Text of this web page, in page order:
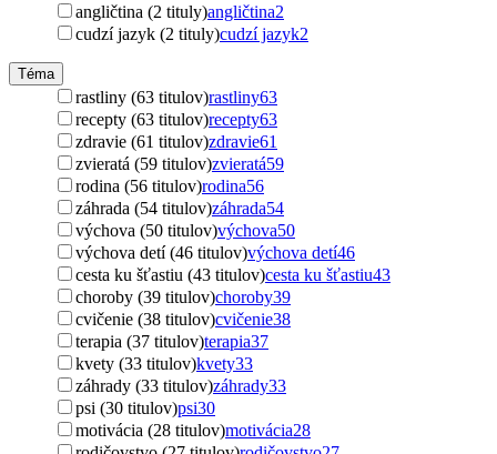
angličtina (2 tituly)angličtina2
cudzí jazyk (2 tituly)cudzí jazyk2
Téma
rastliny (63 titulov)rastliny63
recepty (63 titulov)recepty63
zdravie (61 titulov)zdravie61
zvieratá (59 titulov)zvieratá59
rodina (56 titulov)rodina56
záhrada (54 titulov)záhrada54
výchova (50 titulov)výchova50
výchova detí (46 titulov)výchova detí46
cesta ku šťastiu (43 titulov)cesta ku šťastiu43
choroby (39 titulov)choroby39
cvičenie (38 titulov)cvičenie38
terapia (37 titulov)terapia37
kvety (33 titulov)kvety33
záhrady (33 titulov)záhrady33
psi (30 titulov)psi30
motivácia (28 titulov)motivácia28